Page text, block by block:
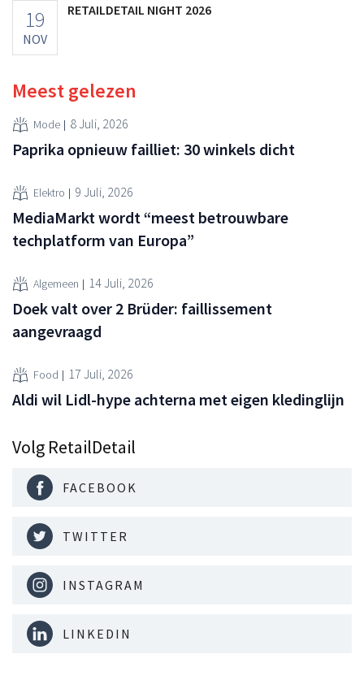
19
NOV
RETAILDETAIL NIGHT 2026
Meest gelezen
Mode 8 Juli, 2026
Paprika opnieuw failliet: 30 winkels dicht
Elektro 9 Juli, 2026
MediaMarkt wordt “meest betrouwbare
techplatform van Europa”
Algemeen 14 Juli, 2026
Doek valt over 2 Brüder: faillissement
aangevraagd
Food 17 Juli, 2026
Aldi wil Lidl-hype achterna met eigen kledinglijn
Volg RetailDetail
FACEBOOK
TWITTER
INSTAGRAM
LINKEDIN